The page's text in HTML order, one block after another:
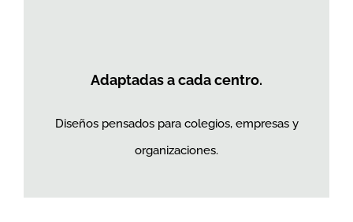
Adaptadas a cada centro.
Diseños pensados para colegios, empresas y
organizaciones.